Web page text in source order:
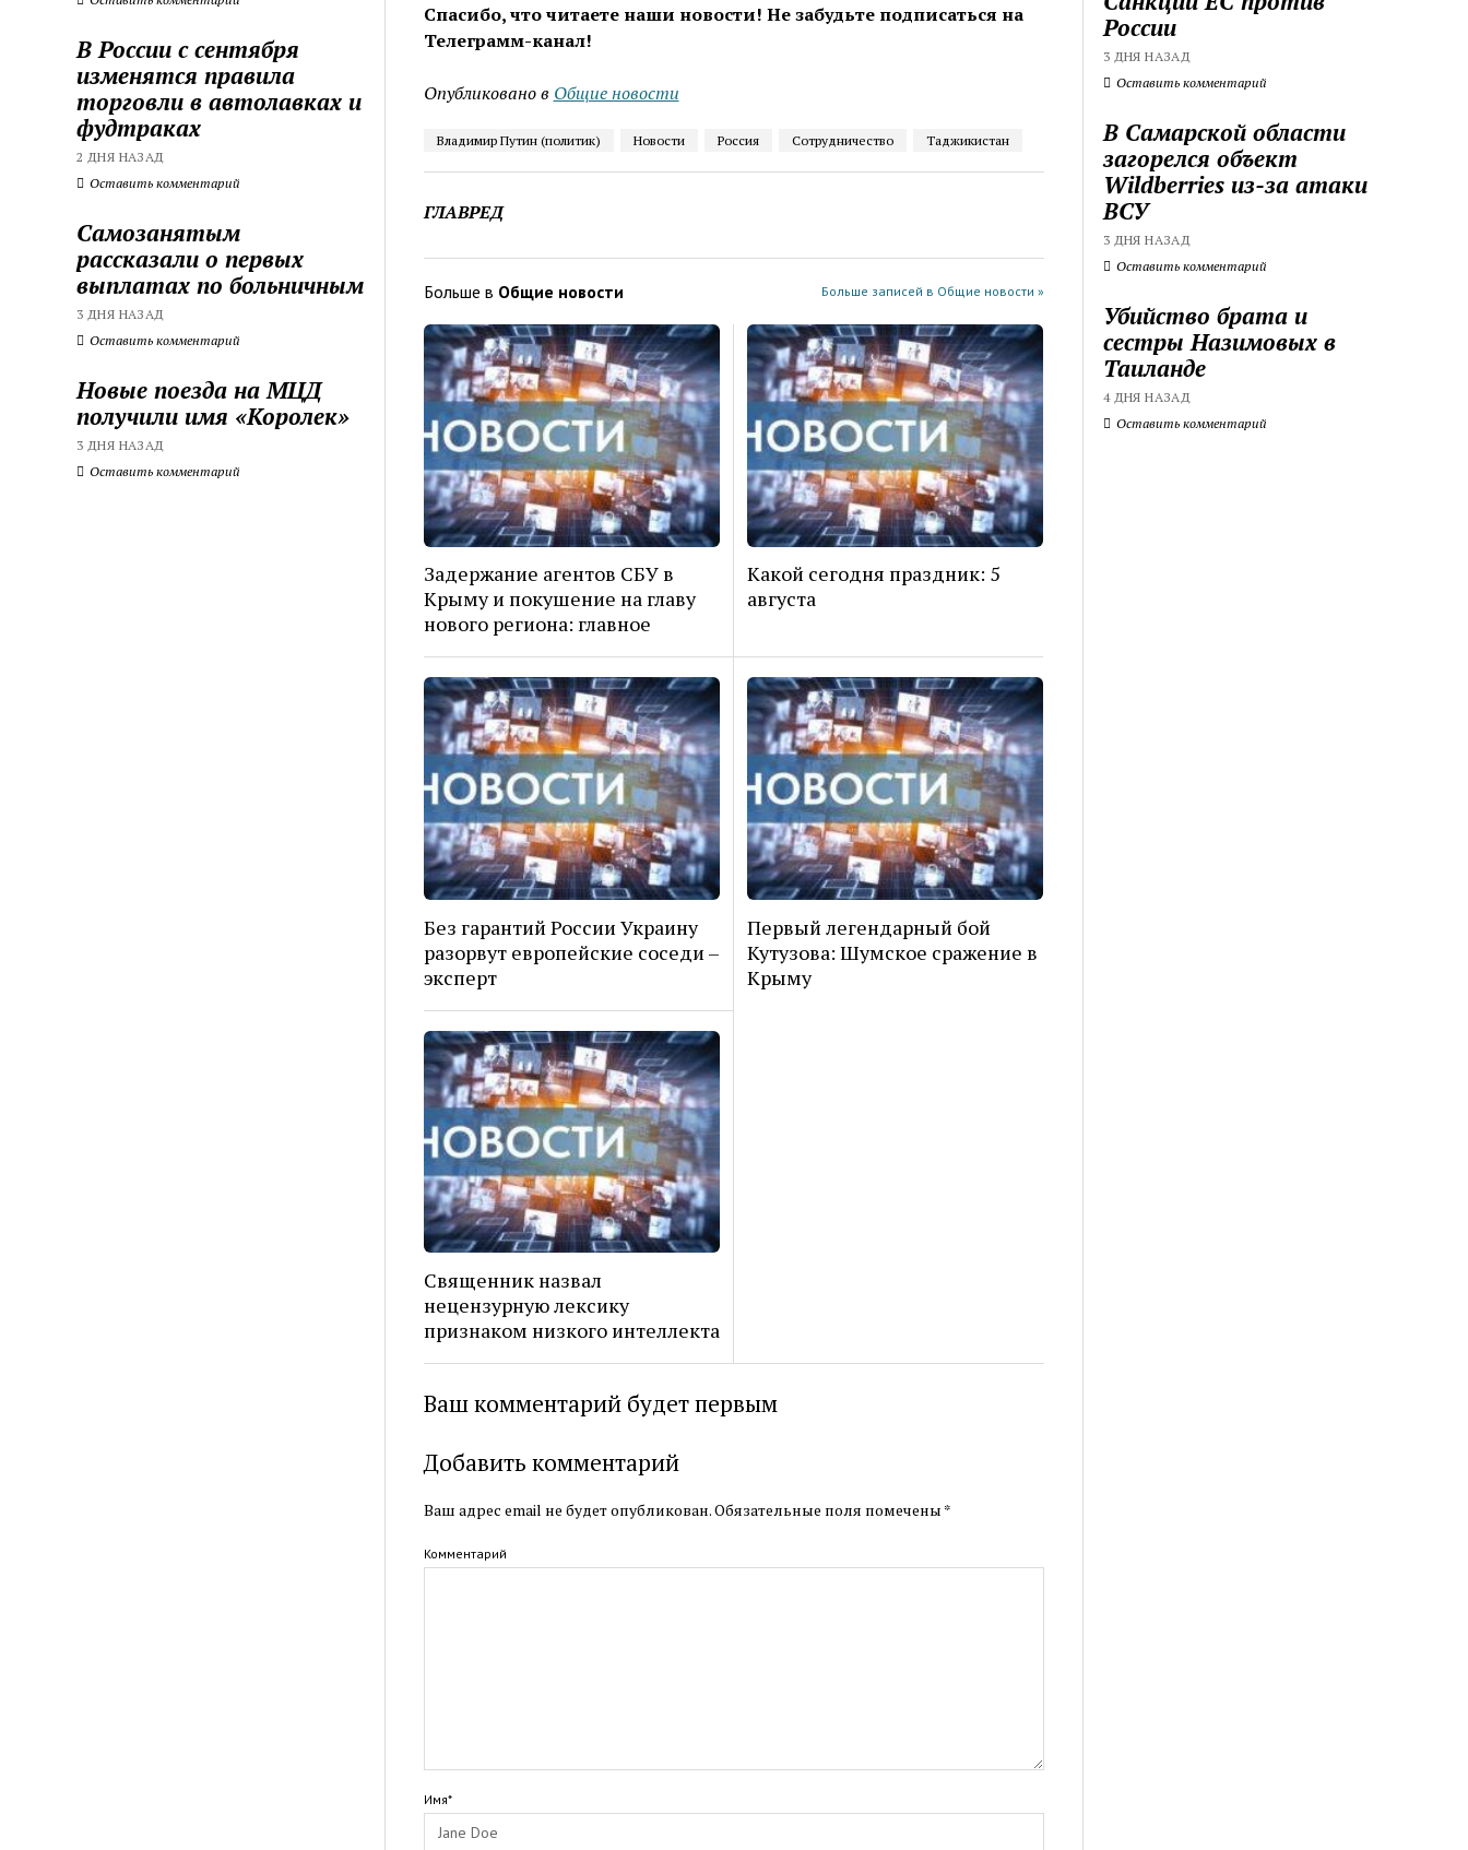
В России с сентября
изменятся правила
торговли в автолавках и
фудтраках
2 ДНЯ НАЗАД
Оставить комментарий
Самозанятым
рассказали о первых
выплатах по больничным
3 ДНЯ НАЗАД
Оставить комментарий
Новые поезда на МЦД
получили имя «Королек»
3 ДНЯ НАЗАД
Оставить комментарий
Спасибо, что читаете наши новости! Не забудьте подписаться на
Телеграмм-канал!
Опубликовано в Общие новости
Владимир Путин (политик) Новости Россия Сотрудничество Таджикистан
ГЛАВРЕД
Больше в Общие новости Больше записей в Общие новости »
Задержание агентов СБУ в
Крыму и покушение на главу
нового региона: главное
Какой сегодня праздник: 5
августа
Без гарантий России Украину
разорвут европейские соседи –
эксперт
Первый легендарный бой
Кутузова: Шумское сражение в
Крыму
Священник назвал
нецензурную лексику
признаком низкого интеллекта
Ваш комментарий будет первым
Добавить комментарий
Ваш адрес email не будет опубликован.Обязательные поля помечены *
Комментарий
Имя*
России
3 ДНЯ НАЗАД
Оставить комментарий
В Самарской области
загорелся объект
Wildberries из-за атаки
ВСУ
3 ДНЯ НАЗАД
Оставить комментарий
Убийство брата и
сестры Назимовых в
Таиланде
4 ДНЯ НАЗАД
Оставить комментарий